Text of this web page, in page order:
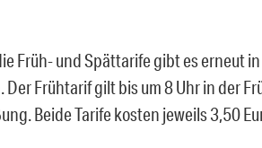
Früh- und Spättarife gibt es erneut
Der Frühtarif gilt bis um 8 Uhr in der
Beide Tarife kosten jeweils 3,50